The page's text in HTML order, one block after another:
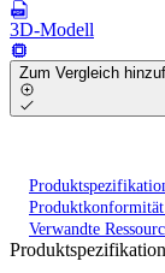
3D-Modell
Zum Vergleich
Produktkonformität
Verwandte